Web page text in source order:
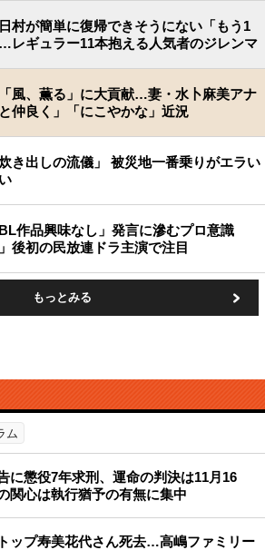
村が簡単に復帰できそうにない「もう1
レギュラー11本抱える人気者のジレンマ
風、薫る」に大貢献…妻・水卜麻美アナ
仲良く」「にこやかな」近況
き出しの流儀」 被災地一番乗りがエラい
作品興味なし」発言に滲むプロ意識
後初の民放連ドラ主演で注目
もっとみる
ム
に懲役7年求刑、運命の判決は11月16
関心は執行猶予の有無に集中
ップ寿美花代さん死去…高嶋ファミリー